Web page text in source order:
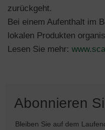
zurückgeht.
Bei einem Aufenthalt im
lokalen Produkten
Lesen Sie mehr:
Abonnieren
Bleiben Sie auf dem